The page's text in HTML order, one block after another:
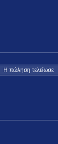
Η πώληση τελείωσε